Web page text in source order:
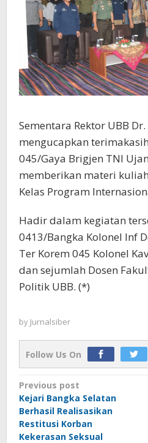
Sementara Rektor UBB
mengucapkan
045/Gaya Brigjen TNI
memberikan materi
Kelas Program
Hadir dalam kegiatan
0413/Bangka Kolonel Inf
Ter Korem 045 Kolonel
dan sejumlah Dosen
Politik UBB. (*)
by Jurnalsiber
Follow Us On
Post
navigation
Previous post
Kejari Bangka Selatan
Berhasil Realisasikan
Restitusi Korban
Kekerasan Seksual